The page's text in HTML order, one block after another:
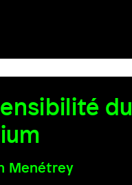
du
Menétrey